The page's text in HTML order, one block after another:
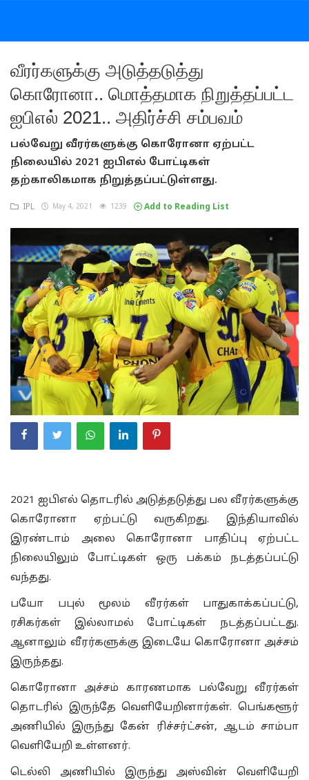
வீரர்களுக்கு அடுத்தடுத்து
கொரோனா.. மொத்தமாக நிறுத்தப்பட்ட
ஐபிஎல் 2021.. அதிர்ச்சி சம்பவம்
பல்வேறு வீரர்களுக்கு கொரோனா ஏற்பட்ட
நிலையில் 2021 ஐபிஎல் போட்டிகள்
தற்காலிகமாக நிறுத்தப்பட்டுள்ளது.
IPL May 4, 2021 1239 Add to Reading List
2021 ஐபிஎல் தொடரில் அடுத்தடுத்து பல வீரர்களுக்கு
கொரோனா ஏற்பட்டு வருகிறது. இந்தியாவில்
இரண்டாம் அலை கொரோனா பாதிப்பு ஏற்பட்ட
நிலையிலும் போட்டிகள் ஒரு பக்கம் நடத்தப்பட்டு
வந்தது.
பயோ பபுல் மூலம் வீரர்கள் பாதுகாக்கப்பட்டு,
ரசிகர்கள் இல்லாமல் போட்டிகள் நடத்தப்பட்டது.
ஆனாலும் வீரர்களுக்கு இடையே கொரோனா அச்சம்
இருந்தது.
கொரோனா அச்சம் காரணமாக பல்வேறு வீரர்கள்
தொடரில் இருந்தே வெளியேறினார்கள். பெங்களூர்
அணியில் இருந்து கேன் ரிச்சர்ட்சன், ஆடம் சாம்பா
வெளியேறி உள்ளனர்.
டெல்லி அணியில் இருந்து அஸ்வின் வெளியேறி